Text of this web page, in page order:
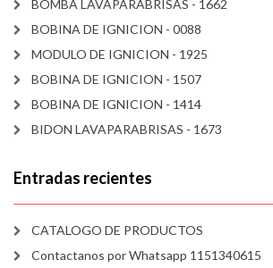
BOMBA LAVAPARABRISAS - 1662
BOBINA DE IGNICION - 0088
MODULO DE IGNICION - 1925
BOBINA DE IGNICION - 1507
BOBINA DE IGNICION - 1414
BIDON LAVAPARABRISAS - 1673
Entradas recientes
CATALOGO DE PRODUCTOS
Contactanos por Whatsapp 1151340615